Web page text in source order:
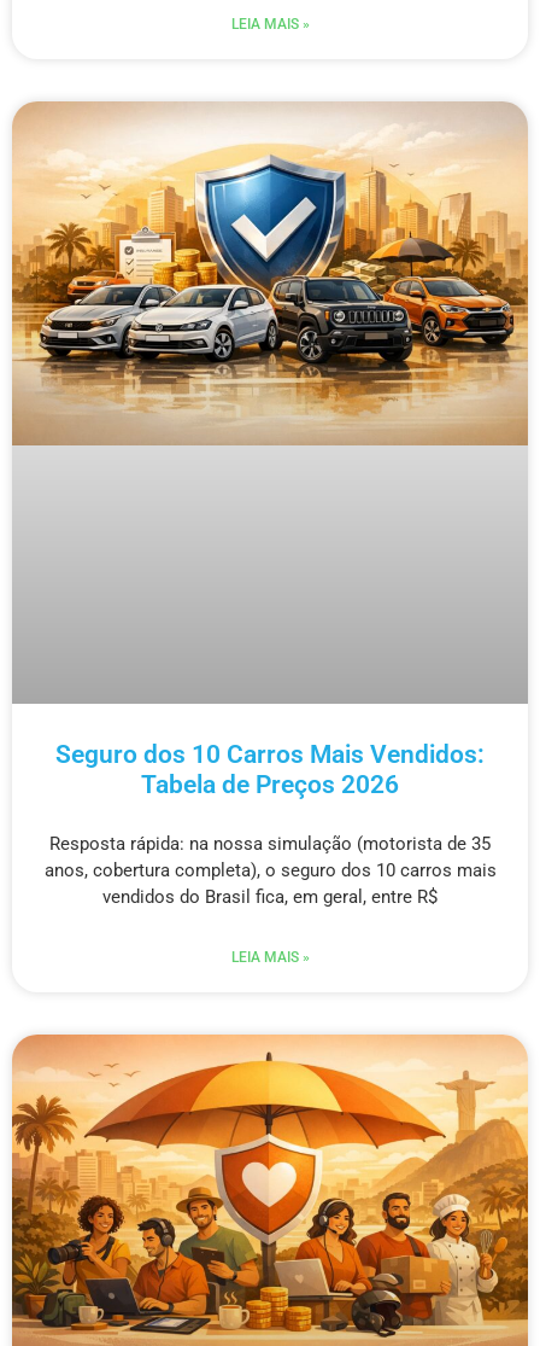
LEIA MAIS »
Seguro dos 10 Carros Mais Vendidos:
Tabela de Preços 2026
Resposta rápida: na nossa simulação (motorista de 35
anos, cobertura completa), o seguro dos 10 carros mais
vendidos do Brasil fica, em geral, entre R$
LEIA MAIS »